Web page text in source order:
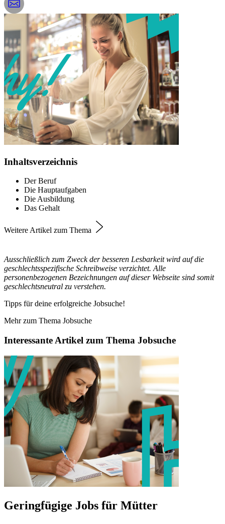
Inhaltsverzeichnis
Der Beruf
Die Hauptaufgaben
Die Ausbildung
Das Gehalt
Weitere Artikel zum Thema
Ausschließlich zum Zweck der besseren Lesbarkeit wird auf die
geschlechtsspezifische Schreibweise verzichtet. Alle
personenbezogenen Bezeichnungen auf dieser Webseite sind somit
geschlechtsneutral zu verstehen.
Tipps für deine erfolgreiche Jobsuche!
Mehr zum Thema Jobsuche
Interessante Artikel zum Thema Jobsuche
Geringfügige Jobs für Mütter